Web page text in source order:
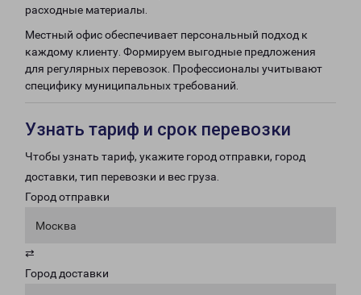
расходные материалы.
Местный офис обеспечивает персональный подход к
каждому клиенту. Формируем выгодные предложения
для регулярных перевозок. Профессионалы учитывают
специфику муниципальных требований.
Узнать тариф и срок перевозки
Чтобы узнать тариф, укажите город отправки, город
доставки, тип перевозки и вес груза.
Город отправки
Москва
⇄
Город доставки